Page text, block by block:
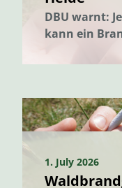
DBU warnt:
kann ein
1. July 2026